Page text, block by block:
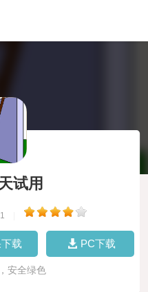
试用
载 PC下载
安全绿色